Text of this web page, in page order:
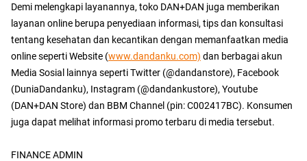
Demi melengkapi layanannya, toko DAN+DAN juga memberikan
layanan online berupa penyediaan informasi, tips dan konsultasi
tentang kesehatan dan kecantikan dengan memanfaatkan media
online seperti Website (www.dandanku.com) dan berbagai akun
Media Sosial lainnya seperti Twitter (@dandanstore), Facebook
(DuniaDandanku), Instagram (@dandankustore), Youtube
(DAN+DAN Store) dan BBM Channel (pin: C002417BC). Konsumen
juga dapat melihat informasi promo terbaru di media tersebut.
FINANCE ADMIN